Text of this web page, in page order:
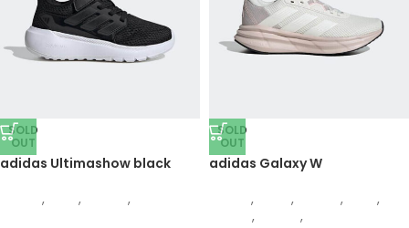
SOLD
OUT
adidas Ultimashow black
, , ,
SOLD
OUT
adidas Galaxy W
, , ,
,
, ,